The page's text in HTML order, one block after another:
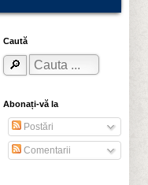
Caută
Abonați-vă la
Postări
Comentarii